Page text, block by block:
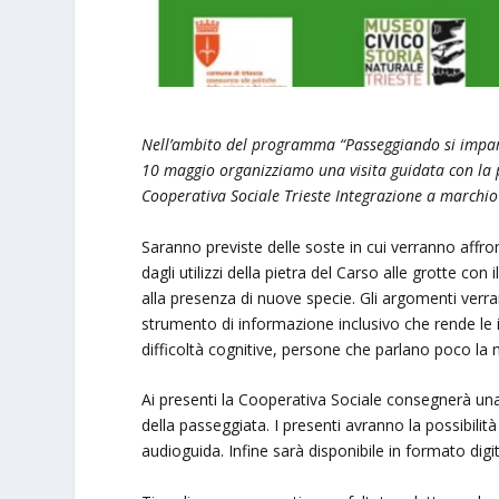
Nell’ambito del programma “Passeggiando si
10 maggio organizziamo una visita guidata con
Cooperativa Sociale Trieste Integrazione a
Saranno previste delle soste in cui verranno
dagli utilizzi della pietra del Carso alle grotte
alla presenza di nuove specie. Gli argomenti
strumento di informazione inclusivo che rende
difficoltà cognitive, persone che parlano poco la
Ai presenti la Cooperativa Sociale consegnerà
della passeggiata. I presenti avranno la
audioguida. Infine sarà disponibile in formato